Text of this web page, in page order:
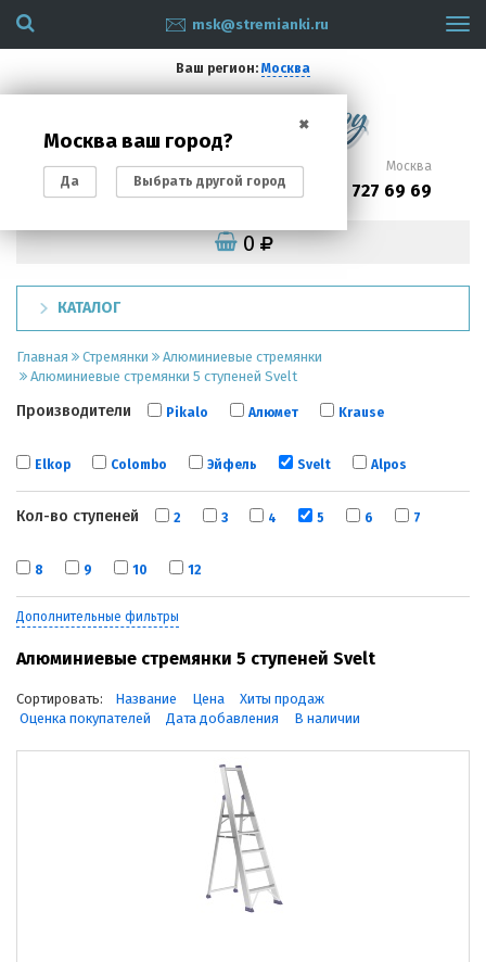
msk@stremianki.ru
Ваш регион: Москва
✖
Москва ваш город?
Да Выбрать другой город
Санкт-Петербург
(812) 200 87 93
Москва
(495) 727 69 69
0
КАТАЛОГ
Главная Стремянки
Алюминиевые стремянки
Алюминиевые стремянки 5 ступеней Svelt
Производители Pikalo Алюмет Krause
Elkop Colombo Эйфель Svelt Alpos
Кол-во ступеней 2 3 4 5 6 7
8 9 10 12
Дополнительные фильтры
Алюминиевые стремянки 5 ступеней Svelt
Сортировать: Название Цена
Хиты продаж
Оценка покупателей
Дата добавления В наличии